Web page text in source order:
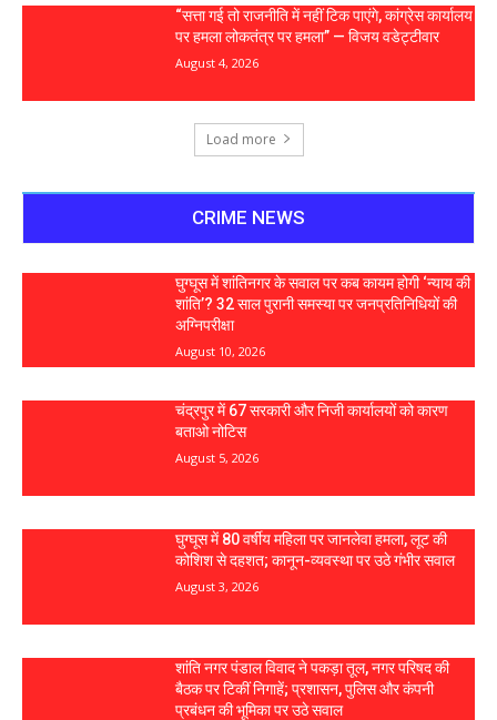
“सत्ता गई तो राजनीति में नहीं टिक पाएंगे, कांग्रेस कार्यालय
पर हमला लोकतंत्र पर हमला” — विजय वडेट्टीवार
August 4, 2026
Load more
CRIME NEWS
घुग्घूस में शांतिनगर के सवाल पर कब कायम होगी ‘न्याय की
शांति’? 32 साल पुरानी समस्या पर जनप्रतिनिधियों की
अग्निपरीक्षा
August 10, 2026
चंद्रपुर में 67 सरकारी और निजी कार्यालयों को कारण
बताओ नोटिस
August 5, 2026
घुग्घूस में 80 वर्षीय महिला पर जानलेवा हमला, लूट की
कोशिश से दहशत; कानून-व्यवस्था पर उठे गंभीर सवाल
August 3, 2026
शांति नगर पंडाल विवाद ने पकड़ा तूल, नगर परिषद की
बैठक पर टिकीं निगाहें; प्रशासन, पुलिस और कंपनी
प्रबंधन की भूमिका पर उठे सवाल